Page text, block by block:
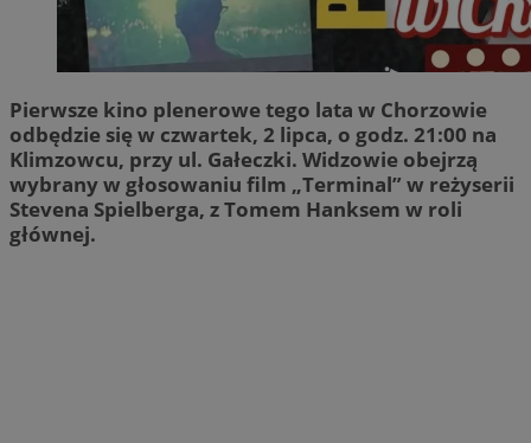
Pierwsze kino plenerowe tego lata w Chorzowie
odbędzie się w czwartek, 2 lipca, o godz. 21:00 na
Klimzowcu, przy ul. Gałeczki. Widzowie obejrzą
wybrany w głosowaniu film „Terminal” w reżyserii
Stevena Spielberga, z Tomem Hanksem w roli
głównej.